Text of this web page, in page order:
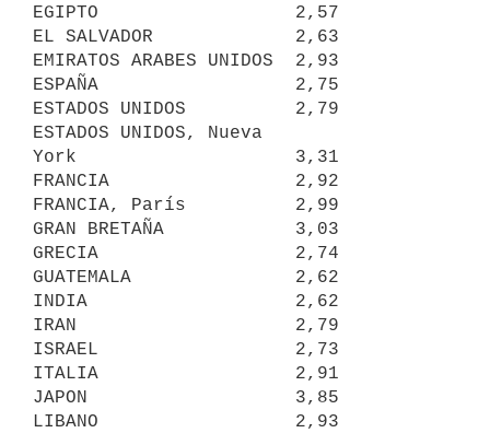
EGIPTO                  2,57
EL SALVADOR             2,63
EMIRATOS ARABES UNIDOS  2,93
ESPAÑA                  2,75
ESTADOS UNIDOS          2,79
ESTADOS UNIDOS, Nueva
York                    3,31
FRANCIA                 2,92
FRANCIA, París          2,99
GRAN BRETAÑA            3,03
GRECIA                  2,74
GUATEMALA               2,62
INDIA                   2,62
IRAN                    2,79
ISRAEL                  2,73
ITALIA                  2,91
JAPON                   3,85
LIBANO                  2,93